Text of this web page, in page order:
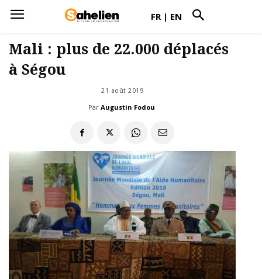
FR | EN
Mali : plus de 22.000 déplacés
à Ségou
21 août 2019
Par Augustin Fodou